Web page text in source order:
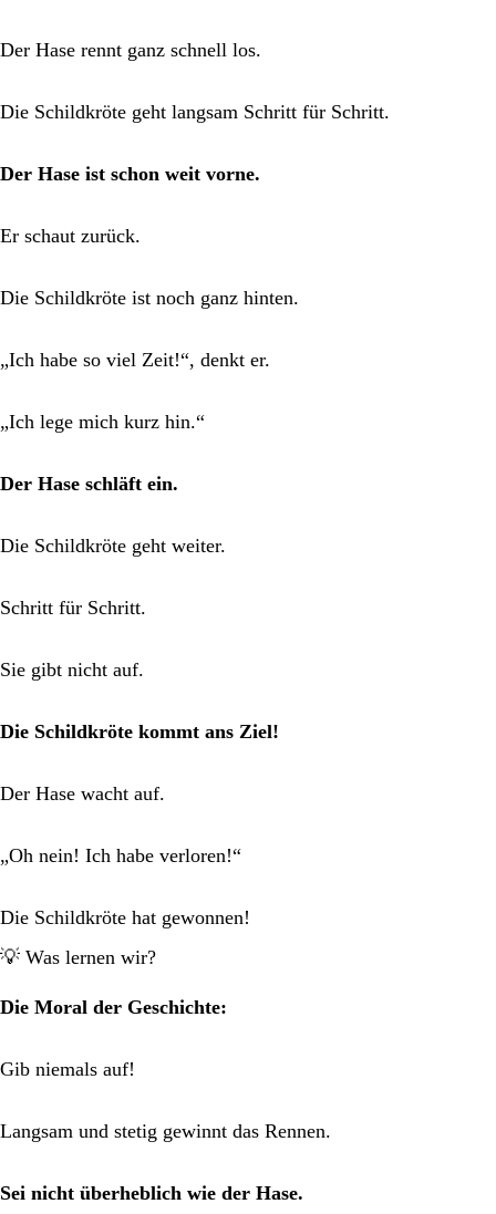
Der Hase rennt ganz schnell los.
Die Schildkröte geht langsam Schritt für Schritt.
Der Hase ist schon weit vorne.
Er schaut zurück.
Die Schildkröte ist noch ganz hinten.
„Ich habe so viel Zeit!“, denkt er.
„Ich lege mich kurz hin.“
Der Hase schläft ein.
Die Schildkröte geht weiter.
Schritt für Schritt.
Sie gibt nicht auf.
Die Schildkröte kommt ans Ziel!
Der Hase wacht auf.
„Oh nein! Ich habe verloren!“
Die Schildkröte hat gewonnen!
💡 Was lernen wir?
Die Moral der Geschichte:
Gib niemals auf!
Langsam und stetig gewinnt das Rennen.
Sei nicht überheblich wie der Hase.